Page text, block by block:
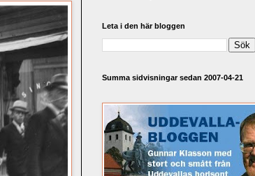
Leta i den här bloggen
Summa sidvisningar sedan 2007-04-21